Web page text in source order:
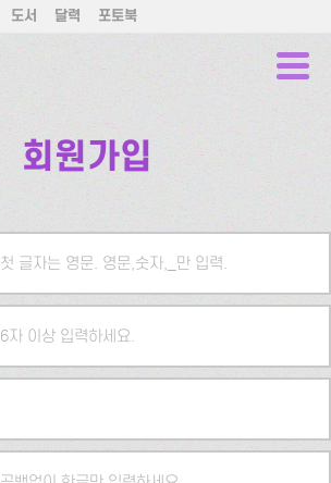
도서 달력 포토북
회원가입
첫 글자는 영문. 영문,숫자,_만 입력.
6자 이상 입력하세요.